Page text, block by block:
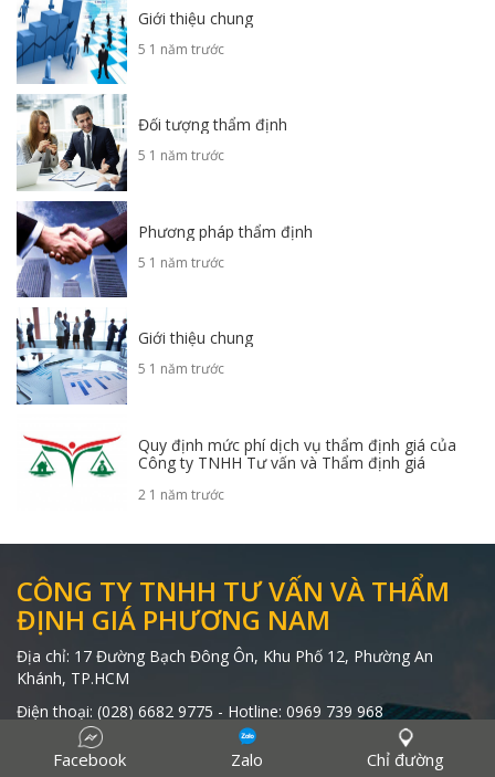
Giới thiệu chung
5 1 năm trước
Đối tượng thẩm định
5 1 năm trước
Phương pháp thẩm định
5 1 năm trước
Giới thiệu chung
5 1 năm trước
Quy định mức phí dịch vụ thẩm định giá của
Công ty TNHH Tư vấn và Thẩm định giá
Phương Nam
2 1 năm trước
CÔNG TY TNHH TƯ VẤN VÀ THẨM
ĐỊNH GIÁ PHƯƠNG NAM
Địa chỉ: 17 Đường Bạch Đông Ôn, Khu Phố 12, Phường An
Khánh, TP.HCM
Điện thoại: (028) 6682 9775 - Hotline: 0969 739 968
ceopnvc@gmail.com
Facebook Zalo Chỉ đường